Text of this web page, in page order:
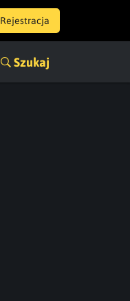
Rejestracja
Szukaj